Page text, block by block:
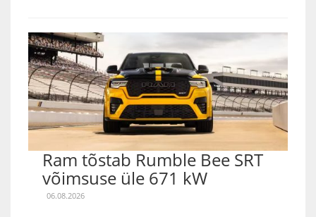
Ram tõstab Rumble Bee SRT
võimsuse üle 671 kW
06.08.2026